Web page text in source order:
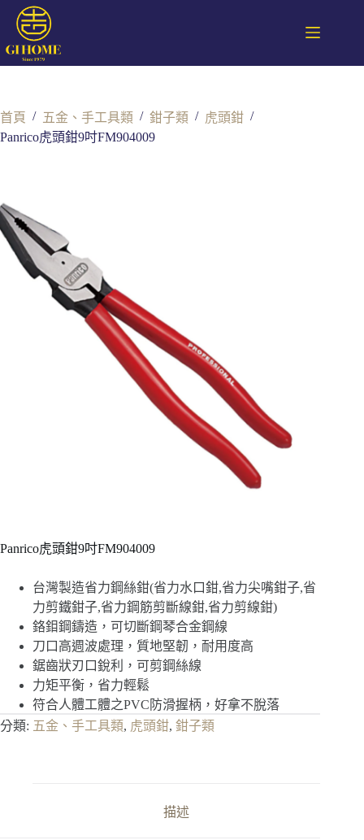
首頁 / 五金、手工具類 / 鉗子類 / 虎頭鉗 /
Panrico虎頭鉗9吋FM904009
Panrico虎頭鉗9吋FM904009
台灣製造省力鋼絲鉗(省力水口鉗,省力尖嘴鉗子,省
力剪鐵鉗子,省力鋼筋剪斷線鉗,省力剪線鉗)
鉻鉬鋼鑄造，可切斷鋼琴合金鋼線
刀口高週波處理，質地堅韌，耐用度高
鋸齒狀刃口銳利，可剪鋼絲線
力矩平衡，省力輕鬆
符合人體工體之PVC防滑握柄，好拿不脫落
分類: 五金、手工具類, 虎頭鉗, 鉗子類
描述